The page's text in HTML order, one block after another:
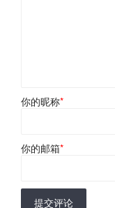
你的昵称*
你的邮箱*
提交评论